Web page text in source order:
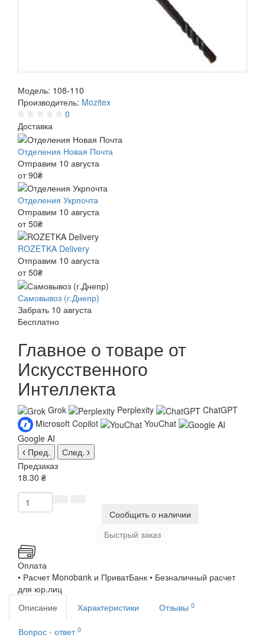
Модель: 108-110
Производитель: Mozitex
0
Доставка
Отделения Новая Почта
Отправим 10 августа
от 90₴
Отделения Укрпочта
Отправим 10 августа
от 50₴
ROZETKA Delivery
Отправим 10 августа
от 50₴
Самовывоз (г.Днепр)
Забрать 10 августа
Бесплатно
Главное о товаре от
Искусственного
Интеллекта
Grok Perplexity
ChatGPT
Microsoft Copilot
YouChat
Google AI
Пред.
След.
Предзаказ
18.30 ₴
Сообщить о наличии
Быстрый заказ
Оплата
• Расчет Monobank и ПриватБанк • Безналичный расчет
для юр.лиц
Описание
Характеристики Отзывы 0
Вопрос - ответ 0